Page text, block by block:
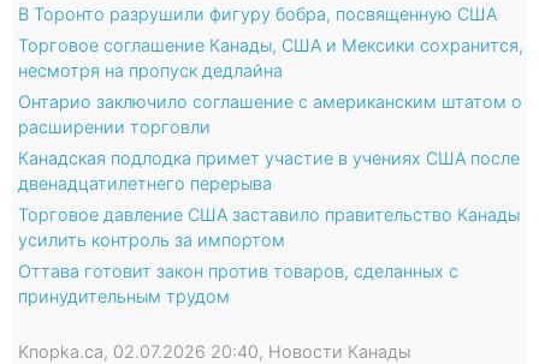
В Торонто разрушили фигуру бобра, посвященную США
Торговое соглашение Канады, США и Мексики сохранится,
несмотря на пропуск дедлайна
Онтарио заключило соглашение с американским штатом о
расширении торговли
Канадская подлодка примет участие в учениях США после
двенадцатилетнего перерыва
Торговое давление США заставило правительство Канады
усилить контроль за импортом
Оттава готовит закон против товаров, сделанных с
принудительным трудом
Knopka.ca, 02.07.2026 20:40, Новости Канады